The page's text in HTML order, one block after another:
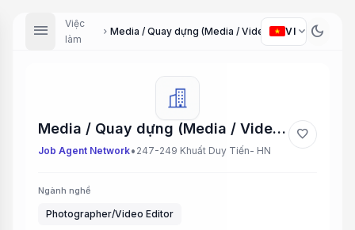
menu
Việc
làm
chevron_right Media / Quay dựng (Media / Video Editor)VI expand_more dark_mode
Media / Quay dựng (Media / Video Editor)
Job Agent Network• 247-249 Khuất Duy Tiến- HN
favorite
Ngành nghề
Photographer/Video Editor